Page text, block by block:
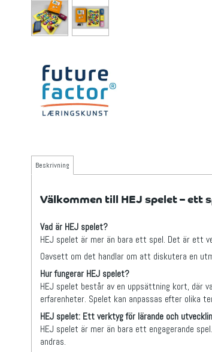
Beskrivning
Välkommen till HEJ spelet – ett
Vad är HEJ spelet?
HEJ spelet är mer än bara ett spel. Det är ett
Oavsett om det handlar om att diskutera en
Hur fungerar HEJ spelet?
HEJ spelet består av en uppsättning kort, där
erfarenheter. Spelet kan anpassas efter olika
HEJ spelet: Ett verktyg för lärande och
HEJ spelet är mer än bara ett engagerande
andras.